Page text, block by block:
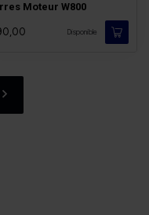
Moteur W800
Disponible